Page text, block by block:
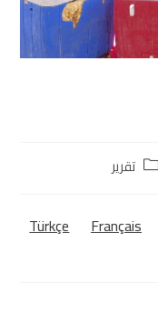
تقرير
Türkçe
Français